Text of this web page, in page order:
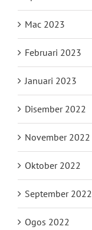
Mac 2023
Februari 2023
Januari 2023
Disember 2022
November 2022
Oktober 2022
September 2022
Ogos 2022